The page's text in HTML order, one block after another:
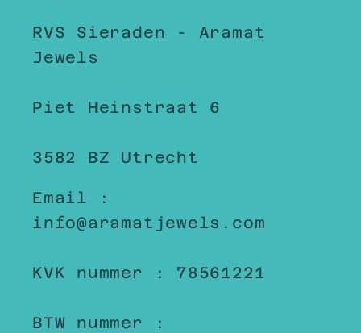
RVS Sieraden - Aramat
Jewels
Piet Heinstraat 6
3582 BZ Utrecht
Email :
info@aramatjewels.com
KVK nummer : 78561221
BTW nummer :